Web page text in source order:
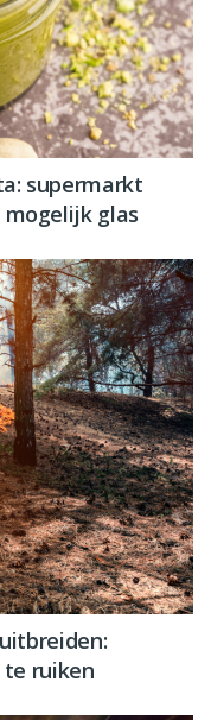
supermarkt
glas
te ruiken